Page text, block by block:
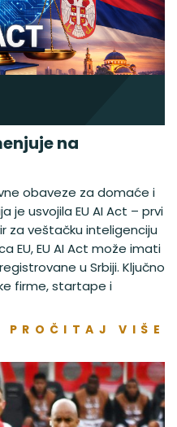
na
obaveze za domaće i
je usvojila EU AI Act – prvi
za veštačku inteligenciju
EU, EU AI Act može imati
u Srbiji. Ključno
firme, startape i
PROČITAJ VIŠE